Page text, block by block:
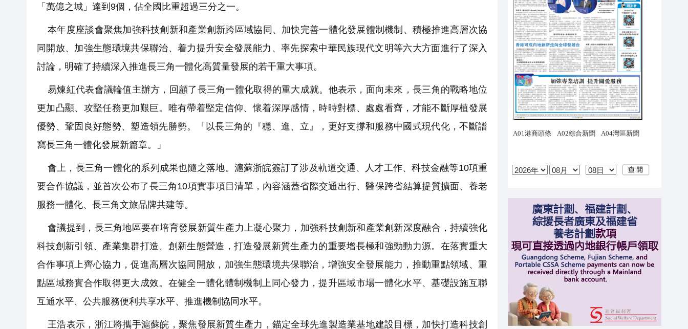
「萬億之城」達到9個，佔全國比重超過三分之一。
本年度座談會聚焦加強科技創新和產業創新跨區域協同、加快完善一體化發展體制機制、積極推進高層次協
同開放、加強生態環境共保聯治、着力提升安全發展能力、率先探索中華民族現代文明等六大方面進行了深入
討論，明確了持續深入推進長三角一體化高質量發展的若干重大事項。
易煉紅代表會議輪值主辦方，回顧了長三角一體化取得的重大成就。他表示，面向未來，長三角的戰略地位
更加凸顯、攻堅任務更加艱巨。唯有帶着堅定信仰、懷着深厚感情，時時對標、處處看齊，才能不斷厚植發展
優勢、鞏固良好態勢、塑造領先勝勢。「以長三角的『穩、進、立』，更好支撐和服務中國式現代化，不斷譜
寫長三角一體化發展新篇章。」
會上，長三角一體化的系列成果也隨之落地。滬蘇浙皖簽訂了涉及軌道交通、人才工作、科技金融等10項重
要合作協議，並首次公布了長三角10項實事項目清單，內容涵蓋省際交通出行、醫保跨省結算提質擴面、養老
服務一體化、長三角文旅品牌共建等。
會議提到，長三角地區要在培育發展新質生產力上凝心聚力，加強科技創新和產業創新深度融合，持續強化
科技創新引領、產業集群打造、創新生態營造，打造發展新質生產力的重要增長極和強勁動力源。在落實重大
合作事項上齊心協力，促進高層次協同開放，加強生態環境共保聯治，增強安全發展能力，推動重點領域、重
點區域務實合作取得更大成效。在健全一體化體制機制上同心發力，提升區域市場一體化水平、基礎設施互聯
互通水平、公共服務便利共享水平、推進機制協同水平。
王浩表示，浙江將攜手滬蘇皖，聚焦發展新質生產力，錨定全球先進製造業基地建設目標，加快打造科技創